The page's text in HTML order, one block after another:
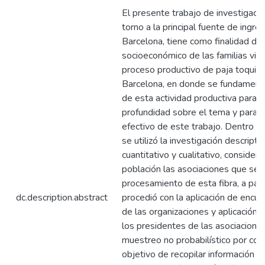
dc.description.abstract
El presente trabajo de
torno a la principal fuente de
Barcelona, tiene como finalidad
socioeconómico de las familias
proceso productivo de paja
Barcelona, en donde se
de esta actividad productiva para
profundidad sobre el tema y para
efectivo de este trabajo. Dentro
se utilizó la investigación
cuantitativo y cualitativo,
población las asociaciones que se
procesamiento de esta fibra, a
procedió con la aplicación de
de las organizaciones y aplicación
los presidentes de las
muestreo no probabilístico por
objetivo de recopilar información